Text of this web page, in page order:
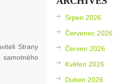
Strany
Srpen 2026
Červenec 2026
Červen 2026
Květen 2026
Duben 2026